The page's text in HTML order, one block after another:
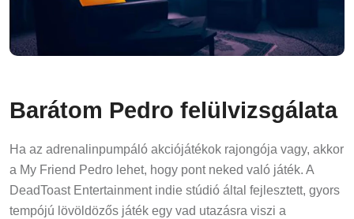
Barátom Pedro felülvizsgálata
Ha az adrenalinpumpáló akciójátékok rajongója vagy, akkor
a My Friend Pedro lehet, hogy pont neked való játék. A
DeadToast Entertainment indie stúdió által fejlesztett, gyors
tempójú lövöldözős játék egy vad utazásra viszi a